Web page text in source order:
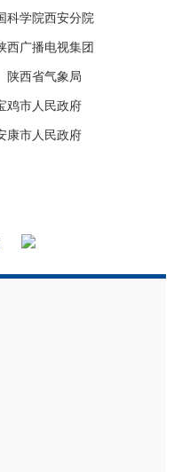
科学院西安分院
西广播电视集团
陕西省气象局
鸡市人民政府
康市人民政府